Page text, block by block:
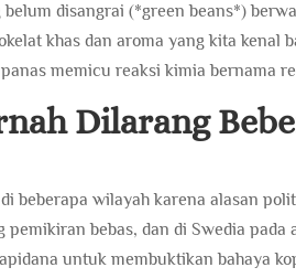
disangrai (*green beans*)
khas dan aroma yang kita
memicu reaksi kimia bernama
Dilarang
beberapa wilayah karena alasan
pemikiran bebas, dan di Swedia
untuk membuktikan bahaya